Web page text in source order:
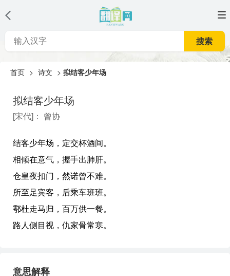
搜索
首页 > 诗文 > 拟结客少年场
拟结客少年场
[宋代]： 曾协
结客少年场，定交杯酒间。
相倾在意气，握手出肺肝。
仓皇夜扣门，然诺曾不难。
所至足宾客，后乘车班班。
鄠杜走马归，百万供一餐。
路人侧目视，仇家骨常寒。
意思解释